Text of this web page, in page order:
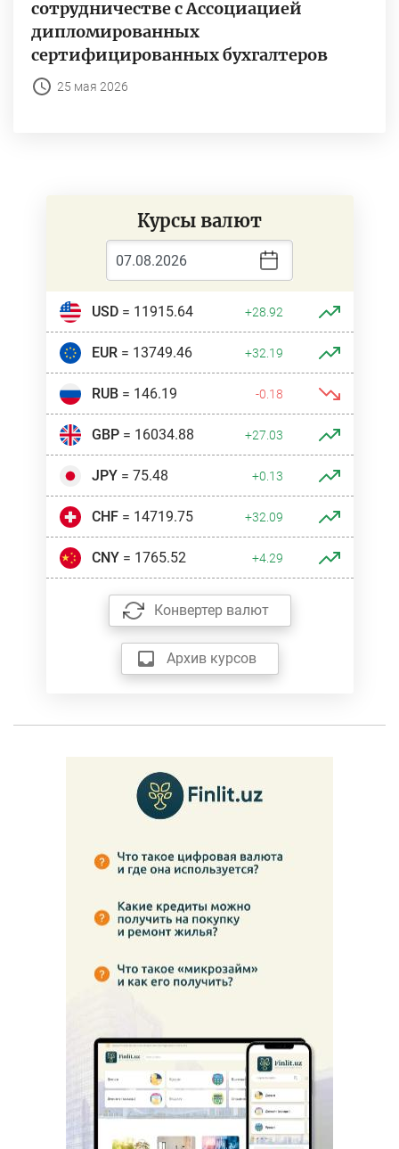
сотрудничестве с Ассоциацией
дипломированных
сертифицированных бухгалтеров
25 мая 2026
Курсы валют
USD= 11915.64 +28.92
EUR= 13749.46 +32.19
RUB= 146.19 -0.18
GBP= 16034.88 +27.03
JPY= 75.48 +0.13
CHF= 14719.75 +32.09
CNY= 1765.52 +4.29
Конвертер валют
Архив курсов